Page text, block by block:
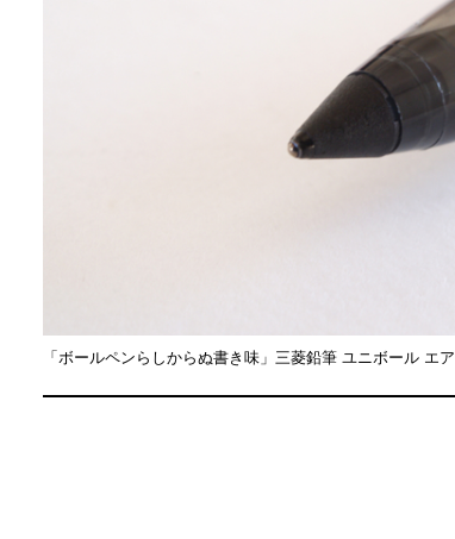
「ボールペンらしからぬ書き味」三菱鉛筆 ユニボール エア